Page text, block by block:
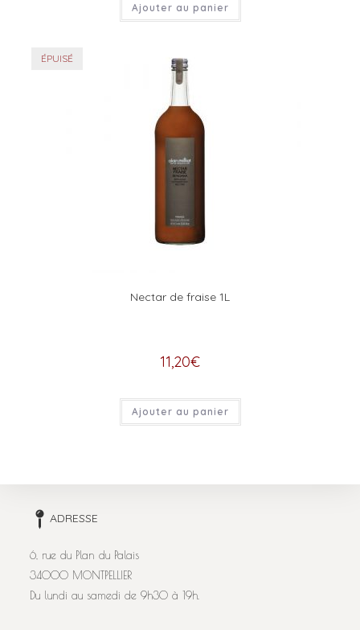
Ajouter au panier
ÉPUISÉ
Nectar de fraise 1L
11,20€
Ajouter au panier
ADRESSE
6, rue du Plan du Palais
34000 MONTPELLIER
Du lundi au samedi de 9h30 à 19h.